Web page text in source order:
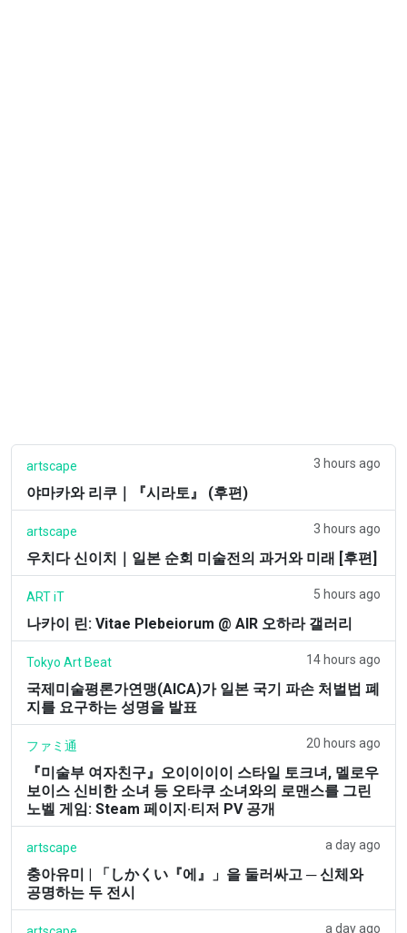
artscape 3 hours ago
야마카와 리쿠｜『시라토』 (후편)
artscape 3 hours ago
우치다 신이치｜일본 순회 미술전의 과거와 미래 [후편]
ART iT 5 hours ago
나카이 린: Vitae Plebeiorum @ AIR 오하라 갤러리
Tokyo Art Beat 14 hours ago
국제미술평론가연맹(AICA)가 일본 국기 파손 처벌법 폐
지를 요구하는 성명을 발표
ファミ通 20 hours ago
『미술부 여자친구』오이이이이 스타일 토크녀, 멜로우
보이스 신비한 소녀 등 오타쿠 소녀와의 로맨스를 그린
노벨 게임: Steam 페이지·티저 PV 공개
artscape a day ago
충아유미 | 「しかくい『에』」을 둘러싸고 ─ 신체와
공명하는 두 전시
a day ago